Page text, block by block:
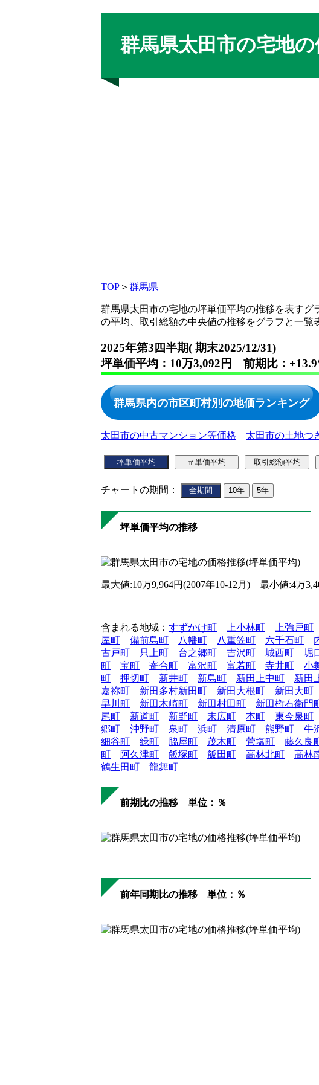
群馬県太田市の宅地
TOP ＞ 群馬県
群馬県太田市の宅地の坪単価平均の推移を表す
の平均、取引総額の中央値の推移をグラフと一覧
2025年第3四半期( 期末2025/12/31)
坪単価平均：10万3,092円 前期比：
群馬県内の市区町村別の地価ランキング
太田市の中古マンション等価格 太田市の土地つ
チャートの期間：
坪単価平均の推移
最大値:10万9,964円(2007年10-12月) 最小値:4万
含まれる地域： すずかけ町 上小林町 上強戸町
屋町
備前島町 八幡町 八重笠町 六千石町
古戸町
只上町 台之郷町 吉沢町 城西町 堀
町
宝町 寄合町 富沢町 富若町 寺井町 小
町
押切町 新井町 新島町 新田上中町 新田
嘉祢町
新田多村新田町 新田大根町 新田大町
早川町
新田木崎町 新田村田町 新田権右衛門
尾町
新道町 新野町 末広町 本町 東今泉町
郷町
沖野町 泉町 浜町 清原町 熊野町 牛
細谷町
緑町 脇屋町 茂木町 菅塩町 藤久良
町
阿久津町 飯塚町 飯田町 高林北町 高林
鶴生田町
龍舞町
前期比の推移 単位：％
前年同期比の推移 単位：％